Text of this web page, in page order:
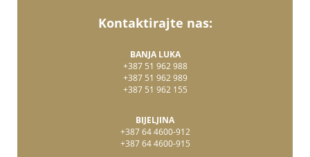
Kontaktirajte nas:
BANJA LUKA
+387 51 962 988
+387 51 962 989
+387 51 962 155
BIJELJINA
+387 64 4600-912
+387 64 4600-915